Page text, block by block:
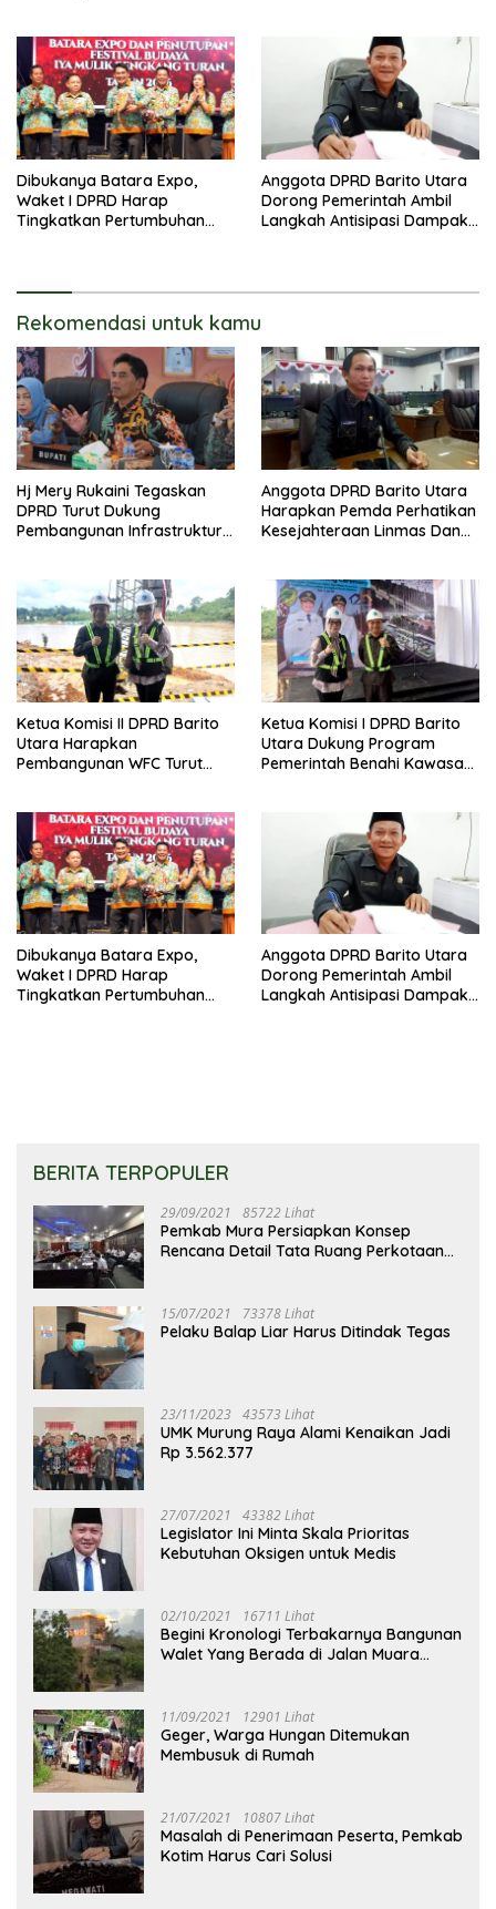
Dibukanya Batara Expo,
Waket I DPRD Harap
Tingkatkan Pertumbuhan
Anggota DPRD Barito Utara
Dorong Pemerintah Ambil
Langkah Antisipasi Dampak
Rekomendasi untuk kamu
Hj Mery Rukaini Tegaskan
DPRD Turut Dukung
Pembangunan Infrastruktur
Anggota DPRD Barito Utara
Harapkan Pemda Perhatikan
Kesejahteraan Linmas Dan
Ketua Komisi II DPRD Barito
Utara Harapkan
Pembangunan WFC Turut
Ketua Komisi I DPRD Barito
Utara Dukung Program
Pemerintah Benahi Kawasan
Dibukanya Batara Expo,
Waket I DPRD Harap
Tingkatkan Pertumbuhan
Anggota DPRD Barito Utara
Dorong Pemerintah Ambil
Langkah Antisipasi Dampak
BERITA TERPOPULER
29/09/2021 85722 Lihat
Pemkab Mura Persiapkan Konsep
Rencana Detail Tata Ruang Perkotaan
15/07/2021 73378 Lihat
Pelaku Balap Liar Harus Ditindak Tegas
23/11/2023 43573 Lihat
UMK Murung Raya Alami Kenaikan Jadi
Rp 3.562.377
27/07/2021 43382 Lihat
Legislator Ini Minta Skala Prioritas
Kebutuhan Oksigen untuk Medis
02/10/2021 16711 Lihat
Begini Kronologi Terbakarnya Bangunan
Walet Yang Berada di Jalan Muara
11/09/2021 12901 Lihat
Geger, Warga Hungan Ditemukan
Membusuk di Rumah
21/07/2021 10807 Lihat
Masalah di Penerimaan Peserta, Pemkab
Kotim Harus Cari Solusi